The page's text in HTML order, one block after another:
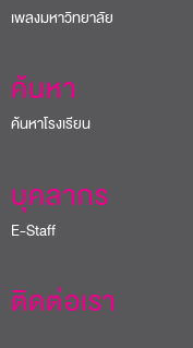
เพลงมหาวิทยาลัย
ค้นหา
ค้นหาโรงเรียน
บุคลากร
E-Staff
ติดต่อเรา